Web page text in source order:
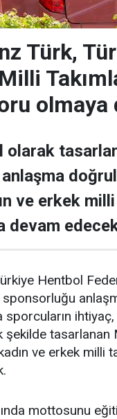
Türk,
olarak
ve erkek milli
devam
Hentbol
sporcuların
şekilde
ve erkek milli
mottosunu